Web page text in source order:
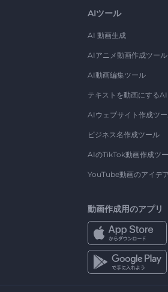
AIツール
AI 動画生成
AIアニメ動画作成ツール
AI動画編集ツール
テキストを動画にするAI
AIウェブサイト作成ツー
ビジネス名作成ツール
AIのTikTok動画作成ツ
YouTube動画のアイデ
動画作成用のアプリ